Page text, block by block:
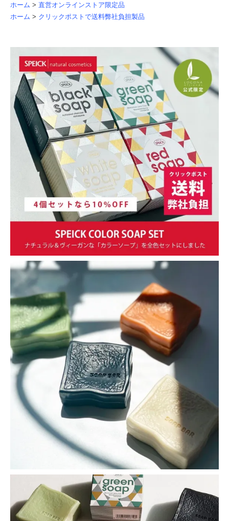
ホーム > 直営オンラインストア限定品
ホーム > クリックポストで送料弊社負担製品